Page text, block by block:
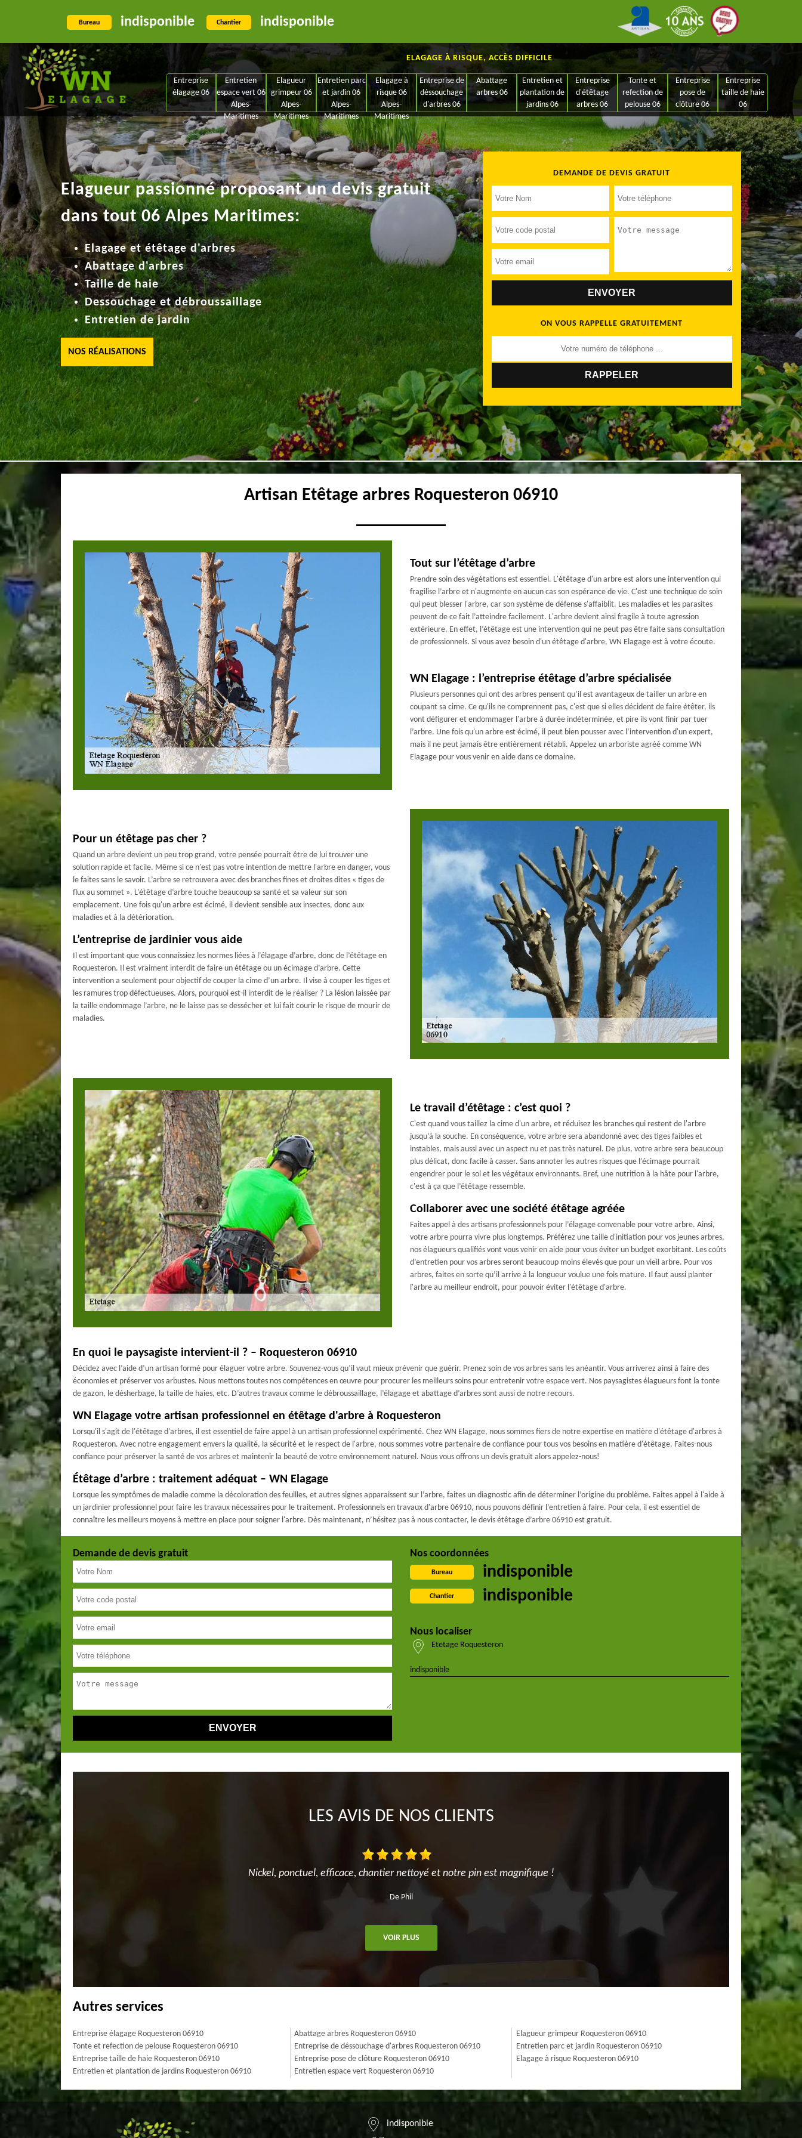
Bureau indisponible Chantier indisponible
ELAGAGE À RISQUE, ACCÈS DIFFICILE
Entreprise
élagage 06
Entretien
espace vert 06
Alpes-
Maritimes
Elagueur
grimpeur 06
Alpes-
Maritimes
Entretien parc
et jardin 06
Alpes-
Maritimes
Elagage à
risque 06
Alpes-
Maritimes
Entreprise de
déssouchage
d'arbres 06
Abattage
arbres 06
Entretien et
plantation de
jardins 06
Entreprise
d'étêtage
arbres 06
Tonte et
refection de
pelouse 06
Entreprise
pose de
clôture 06
Entreprise
taille de haie
06
DEMANDE DE DEVIS GRATUIT
ON VOUS RAPPELLE GRATUITEMENT
Elagueur passionné proposant un devis gratuit
dans tout 06 Alpes Maritimes:
Elagage et étêtage d'arbres
Abattage d'arbres
Taille de haie
Dessouchage et débroussaillage
Entretien de jardin
NOS RÉALISATIONS
Artisan Etêtage arbres Roquesteron 06910
Tout sur l’étêtage d’arbre
Prendre soin des végétations est essentiel. L'étêtage d'un arbre est alors une intervention qui
fragilise l’arbre et n'augmente en aucun cas son espérance de vie. C'est une technique de soin
qui peut blesser l'arbre, car son système de défense s'affaiblit. Les maladies et les parasites
peuvent de ce fait l’atteindre facilement. L'arbre devient ainsi fragile à toute agression
extérieure. En effet, l’étêtage est une intervention qui ne peut pas être faite sans consultation
de professionnels. Si vous avez besoin d'un étêtage d'arbre, WN Elagage est à votre écoute.
WN Elagage : l’entreprise étêtage d’arbre spécialisée
Plusieurs personnes qui ont des arbres pensent qu’il est avantageux de tailler un arbre en
coupant sa cime. Ce qu'ils ne comprennent pas, c'est que si elles décident de faire étêter, ils
vont défigurer et endommager l'arbre à durée indéterminée, et pire ils vont finir par tuer
l’arbre. Une fois qu'un arbre est écimé, il peut bien pousser avec l’intervention d'un expert,
mais il ne peut jamais être entièrement rétabli. Appelez un arboriste agréé comme WN
Elagage pour vous venir en aide dans ce domaine.
Pour un étêtage pas cher ?
Quand un arbre devient un peu trop grand, votre pensée pourrait être de lui trouver une
solution rapide et facile. Même si ce n'est pas votre intention de mettre l'arbre en danger, vous
le faites sans le savoir. L’arbre se retrouvera avec des branches fines et droites dites « tiges de
flux au sommet ». L’étêtage d’arbre touche beaucoup sa santé et sa valeur sur son
emplacement. Une fois qu'un arbre est écimé, il devient sensible aux insectes, donc aux
maladies et à la détérioration.
L’entreprise de jardinier vous aide
Il est important que vous connaissiez les normes liées à l’élagage d’arbre, donc de l’étêtage en
Roquesteron. Il est vraiment interdit de faire un étêtage ou un écimage d’arbre. Cette
intervention a seulement pour objectif de couper la cime d’un arbre. Il vise à couper les tiges et
les ramures trop défectueuses. Alors, pourquoi est-il interdit de le réaliser ? La lésion laissée par
la taille endommage l’arbre, ne le laisse pas se dessécher et lui fait courir le risque de mourir de
maladies.
Le travail d’étêtage : c’est quoi ?
C'est quand vous taillez la cime d'un arbre, et réduisez les branches qui restent de l'arbre
jusqu’à la souche. En conséquence, votre arbre sera abandonné avec des tiges faibles et
instables, mais aussi avec un aspect nu et pas très naturel. De plus, votre arbre sera beaucoup
plus délicat, donc facile à casser. Sans annoter les autres risques que l’écimage pourrait
engendrer pour le sol et les végétaux environnants. Bref, une nutrition à la hâte pour l'arbre,
c'est à ça que l’étêtage ressemble.
Collaborer avec une société étêtage agréée
Faites appel à des artisans professionnels pour l’élagage convenable pour votre arbre. Ainsi,
votre arbre pourra vivre plus longtemps. Préférez une taille d'initiation pour vos jeunes arbres,
nos élagueurs qualifiés vont vous venir en aide pour vous éviter un budget exorbitant. Les coûts
d’entretien pour vos arbres seront beaucoup moins élevés que pour un vieil arbre. Pour vos
arbres, faites en sorte qu’il arrive à la longueur voulue une fois mature. Il faut aussi planter
l'arbre au meilleur endroit, pour pouvoir éviter l'étêtage d'arbre.
En quoi le paysagiste intervient-il ? – Roquesteron 06910
Décidez avec l’aide d’un artisan formé pour élaguer votre arbre. Souvenez-vous qu’il vaut mieux prévenir que guérir. Prenez soin de vos arbres sans les anéantir. Vous arriverez ainsi à faire des
économies et préserver vos arbustes. Nous mettons toutes nos compétences en œuvre pour procurer les meilleurs soins pour entretenir votre espace vert. Nos paysagistes élagueurs font la tonte
de gazon, le désherbage, la taille de haies, etc. D’autres travaux comme le débroussaillage, l’élagage et abattage d’arbres sont aussi de notre recours.
WN Elagage votre artisan professionnel en étêtage d'arbre à Roquesteron
Lorsqu'il s'agit de l'étêtage d'arbres, il est essentiel de faire appel à un artisan professionnel expérimenté. Chez WN Elagage, nous sommes fiers de notre expertise en matière d'étêtage d'arbres à
Roquesteron. Avec notre engagement envers la qualité, la sécurité et le respect de l'arbre, nous sommes votre partenaire de confiance pour tous vos besoins en matière d'étêtage. Faites-nous
confiance pour préserver la santé de vos arbres et maintenir la beauté de votre environnement naturel. Nous vous offrons un devis gratuit alors appelez-nous!
Étêtage d’arbre : traitement adéquat – WN Elagage
Lorsque les symptômes de maladie comme la décoloration des feuilles, et autres signes apparaissent sur l’arbre, faites un diagnostic afin de déterminer l’origine du problème. Faites appel à l'aide à
un jardinier professionnel pour faire les travaux nécessaires pour le traitement. Professionnels en travaux d'arbre 06910, nous pouvons définir l’entretien à faire. Pour cela, il est essentiel de
connaître les meilleurs moyens à mettre en place pour soigner l'arbre. Dès maintenant, n’hésitez pas à nous contacter, le devis étêtage d’arbre 06910 est gratuit.
Demande de devis gratuit Nos coordonnées
Bureau indisponible
Chantier indisponible
Nous localiser
Etetage Roquesteron
indisponible
LES AVIS DE NOS CLIENTS
Nickel, ponctuel, efficace, chantier nettoyé et notre pin est magnifique !
De Phil
VOIR PLUS
Autres services
Entreprise élagage Roquesteron 06910
Tonte et refection de pelouse Roquesteron 06910
Entreprise taille de haie Roquesteron 06910
Entretien et plantation de jardins Roquesteron 06910
Abattage arbres Roquesteron 06910
Entreprise de déssouchage d'arbres Roquesteron 06910
Entreprise pose de clôture Roquesteron 06910
Entretien espace vert Roquesteron 06910
Elagueur grimpeur Roquesteron 06910
Entretien parc et jardin Roquesteron 06910
Elagage à risque Roquesteron 06910
indisponible